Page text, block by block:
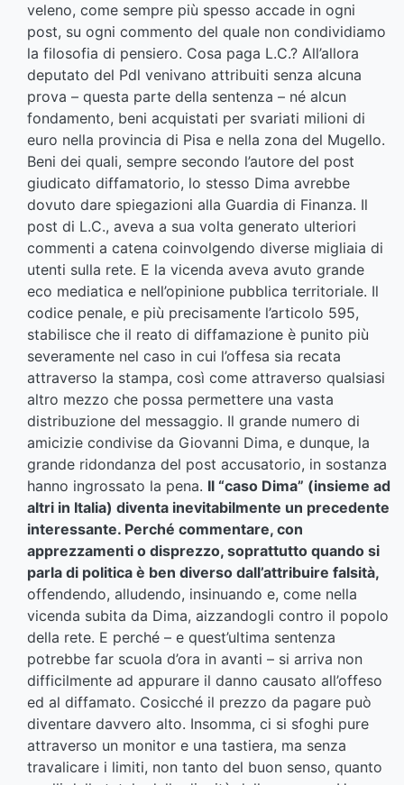
veleno, come sempre più spesso accade in ogni
post, su ogni commento del quale non condividiamo
la filosofia di pensiero. Cosa paga L.C.? All’allora
deputato del Pdl venivano attribuiti senza alcuna
prova – questa parte della sentenza – né alcun
fondamento, beni acquistati per svariati milioni di
euro nella provincia di Pisa e nella zona del Mugello.
Beni dei quali, sempre secondo l’autore del post
giudicato diffamatorio, lo stesso Dima avrebbe
dovuto dare spiegazioni alla Guardia di Finanza. Il
post di L.C., aveva a sua volta generato ulteriori
commenti a catena coinvolgendo diverse migliaia di
utenti sulla rete. E la vicenda aveva avuto grande
eco mediatica e nell’opinione pubblica territoriale. Il
codice penale, e più precisamente l’articolo 595,
stabilisce che il reato di diffamazione è punito più
severamente nel caso in cui l’offesa sia recata
attraverso la stampa, così come attraverso qualsiasi
altro mezzo che possa permettere una vasta
distribuzione del messaggio. Il grande numero di
amicizie condivise da Giovanni Dima, e dunque, la
grande ridondanza del post accusatorio, in sostanza
hanno ingrossato la pena. Il “caso Dima” (insieme ad
altri in Italia) diventa inevitabilmente un precedente
interessante. Perché commentare, con
apprezzamenti o disprezzo, soprattutto quando si
parla di politica è ben diverso dall’attribuire falsità,
offendendo, alludendo, insinuando e, come nella
vicenda subita da Dima, aizzandogli contro il popolo
della rete. E perché – e quest’ultima sentenza
potrebbe far scuola d’ora in avanti – si arriva non
difficilmente ad appurare il danno causato all’offeso
ed al diffamato. Cosicché il prezzo da pagare può
diventare davvero alto. Insomma, ci si sfoghi pure
attraverso un monitor e una tastiera, ma senza
travalicare i limiti, non tanto del buon senso, quanto